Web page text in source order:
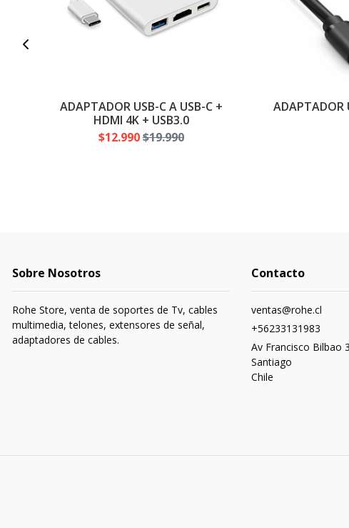
ADAPTADOR USB-C A USB-C +
HDMI 4K + USB3.0
$12.990$19.990
ADAPTADOR
Sobre Nosotros
Rohe Store, venta de soportes de Tv, cables
multimedia, telones, extensores de señal,
adaptadores de cables.
Contacto
ventas@rohe.cl
+56233131983
Av Francisco Bilbao
Santiago
Chile